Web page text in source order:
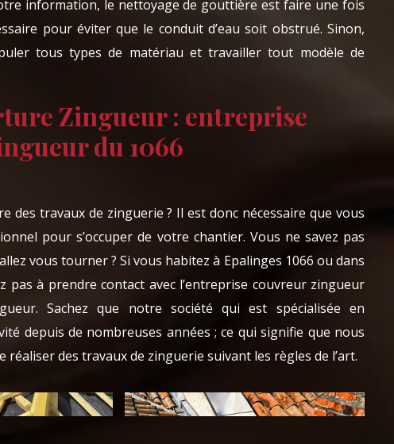
information, le nettoyage de gouttière est faire une fois
pour éviter que le conduit d’eau soit obstrué. Sinon,
tous types de matériau et travailler tout modèle de
Zingueur : entreprise
du 1066
des travaux de zinguerie ? Il est donc nécessaire que vous
pour s’occuper de votre chantier. Vous ne savez pas
vous tourner ? Si vous habitez à Epalinges 1066 ou dans
pas à prendre contact avec l’entreprise couvreur zingueur
Sachez que notre société qui est spécialisée en
depuis de nombreuses années ; ce qui signifie que nous
réaliser des travaux de zinguerie suivant les règles de l’art.